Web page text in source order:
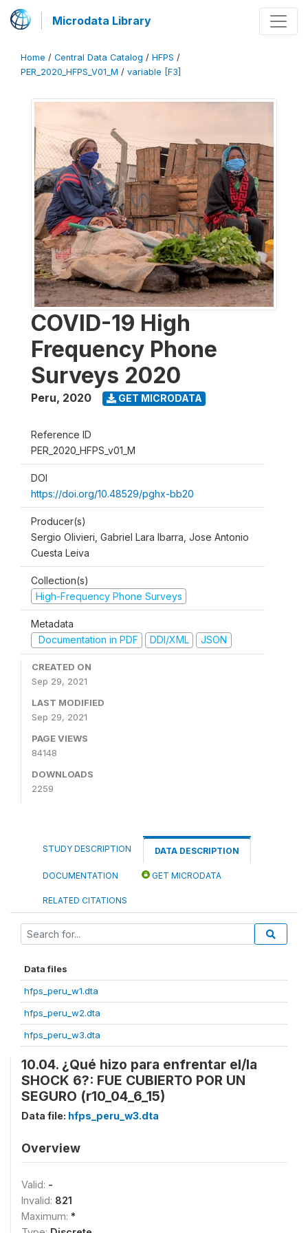
Microdata Library
Home / Central Data Catalog / HFPS /
PER_2020_HFPS_V01_M / variable [F3]
COVID-19 High
Frequency Phone
Surveys 2020
Peru, 2020 GET MICRODATA
Reference ID
PER_2020_HFPS_v01_M
DOI
https://doi.org/10.48529/pghx-bb20
Producer(s)
Sergio Olivieri, Gabriel Lara Ibarra, Jose Antonio
Cuesta Leiva
Collection(s)
High-Frequency Phone Surveys
Metadata
Documentation in PDF
DDI/XML JSON
CREATED ON
Sep 29, 2021
LAST MODIFIED
Sep 29, 2021
PAGE VIEWS
84148
DOWNLOADS
2259
STUDY DESCRIPTION DATA DESCRIPTION
DOCUMENTATION GET MICRODATA
RELATED CITATIONS
Data files
hfps_peru_w1.dta
hfps_peru_w2.dta
hfps_peru_w3.dta
10.04. ¿Qué hizo para enfrentar el/la
SHOCK 6?: FUE CUBIERTO POR UN
SEGURO (r10_04_6_15)
Data file: hfps_peru_w3.dta
Overview
Valid: -
Invalid: 821
Maximum: *